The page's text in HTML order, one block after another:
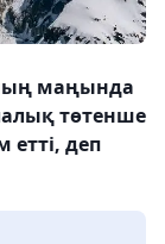
маңында
төтенше
етті, деп